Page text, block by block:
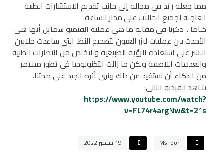
مما جعله رائد في مجاله إلى جانب تقديم الاستشارات الطبية
العاجلة لجميع الحالات على مدار الساعة.
ختاما .. ذكرنا في مقالة ما هي عملية الفيمتو سمايل أنها هي
الأحدث بين عمليات ليزر العيون لتصحيح النظر التي ساعدت ملايين
البشر على استعادة الرؤية الطبيعية والتخلص من النظارات الطبية
والعدسات اللاصقة ولكن ما زالت التكنولوجيا في تطور مستمر
من الذكاء أن نستفيد من ذلك ونرى أثره الجيد على صحتنا.
شاهد الفيديو التالي:
https://www.youtube.com/watch?
v=FL74r4argNw&t=21s
Mshoor
19 سبتمبر 2022